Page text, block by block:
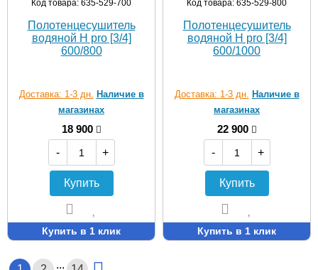
Код товара: 635-529-700
Полотенцесушитель
водяной H pro [3/4]
600/800
Доставка: 1-3 дн. Наличие в
магазинах
18 900
-
+
Купить
Купить в 1 клик
Код товара: 635-529-800
Полотенцесушитель
водяной H pro [3/4]
600/1000
Доставка: 1-3 дн. Наличие в
магазинах
22 900
-
+
Купить
Купить в 1 клик
...